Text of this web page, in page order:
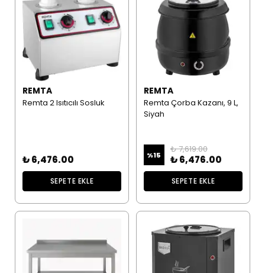
REMTA
Remta 2 Isıtıcılı Sosluk
₺ 6,476.00
SEPETE EKLE
REMTA
Remta Çorba Kazanı, 9 L,
Siyah
%15
₺ 7,619.00
₺ 6,476.00
SEPETE EKLE